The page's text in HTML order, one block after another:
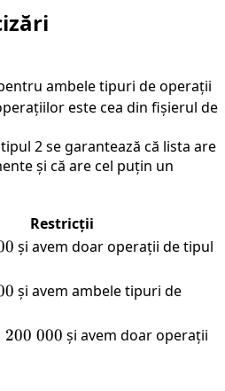
ambele tipuri de operații
este cea din fișierul de
2 se garantează că lista are
și că are cel puțin un
Restricții
și avem doar operații de tipul
și avem ambele tipuri de
200 000 și avem doar operații